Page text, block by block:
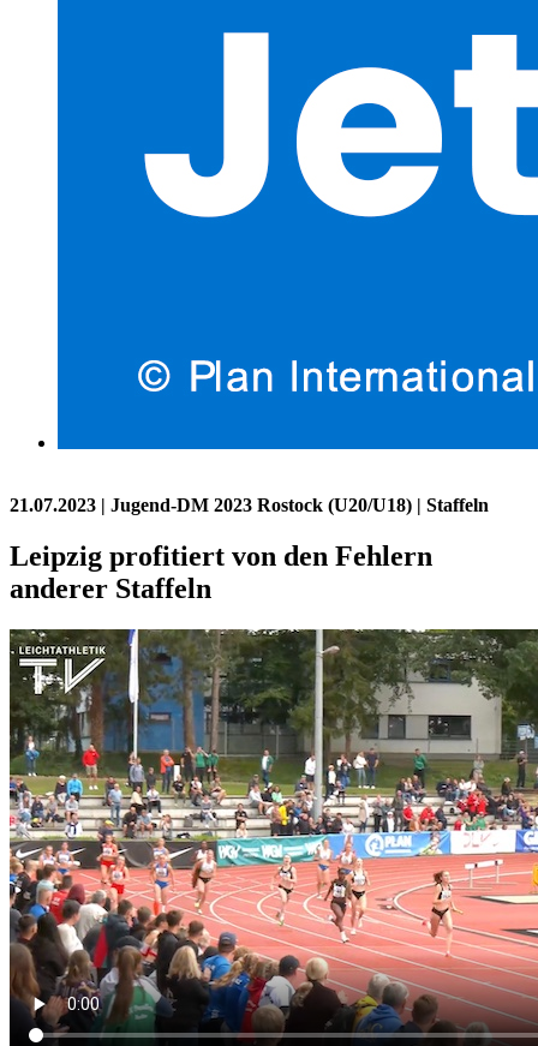
21.07.2023 | Jugend-DM 2023 Rostock (U20/U18) | Staffeln
Leipzig profitiert von den Fehlern
anderer Staffeln